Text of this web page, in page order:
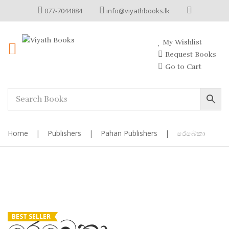
077-7044884 info@viyathbooks.lk
My Wishlist
Request Books
Go to Cart
Home | Publishers | Pahan Publishers | රෙබෙකා
BEST SELLER